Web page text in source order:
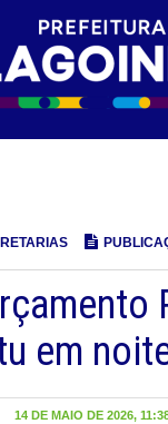
em
14 DE MAIO DE 2026,